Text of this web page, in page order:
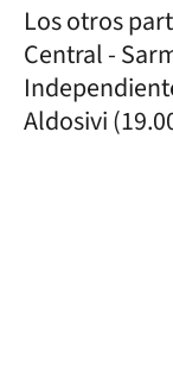
Los otros
Central -
Aldosivi